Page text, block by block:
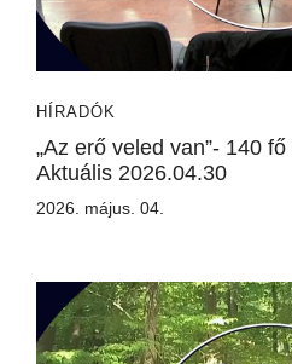
HÍRADÓK
„Az erő veled van”- 140
Aktuális 2026.04.30
2026. május. 04.